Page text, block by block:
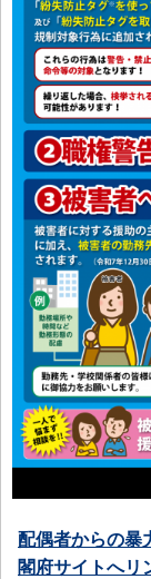
配偶者からの暴
閣府サイトへリ